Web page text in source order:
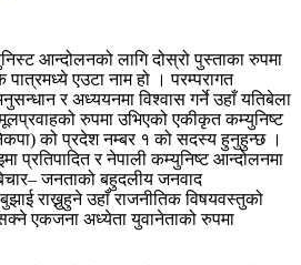
आन्दोलनको लागि दोस्रो पुस्ताका रुपमा
पात्रमध्ये एउटा नाम हो । परम्परागत
र अध्ययनमा विश्वास गर्ने उहाँ यतिबेला
रुपमा उभिएको एकीकृत कम्युनिष्ट
(नेकपा) को प्रदेश नम्बर १ को सदस्य हुनुहुन्छ ।
प्रतिपादित र नेपाली कम्युनिष्ट आन्दोलनमा
जनताको बहुदलीय जनवाद
राख्नुहुने उहाँ राजनीतिक विषयवस्तुको
एकजना अध्येता युवानेताको रुपमा